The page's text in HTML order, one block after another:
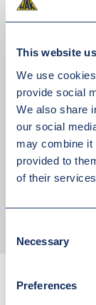
This website
We use
provide social
We also share
our social
may combine it
provided to
of their services.
Selection
Necessary
Preferences
Akceptuję